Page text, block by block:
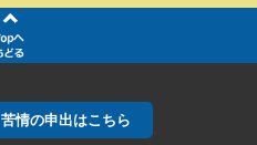
苦情の申出はこちら